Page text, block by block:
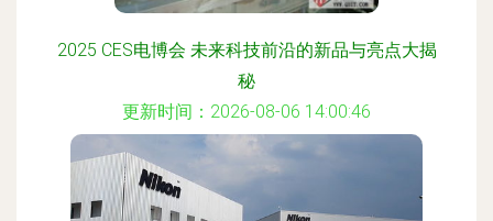
2025 CES电博会 未来科技前沿的新品与亮点大揭
秘
更新时间：2026-08-06 14:00:46